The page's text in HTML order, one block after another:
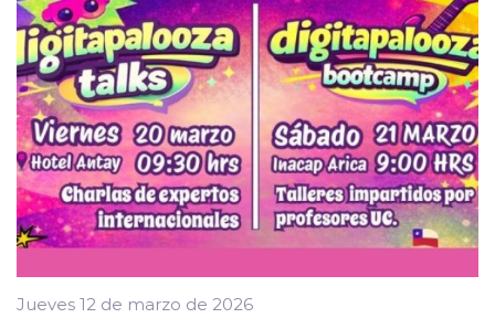
Jueves 12 de marzo de 2026